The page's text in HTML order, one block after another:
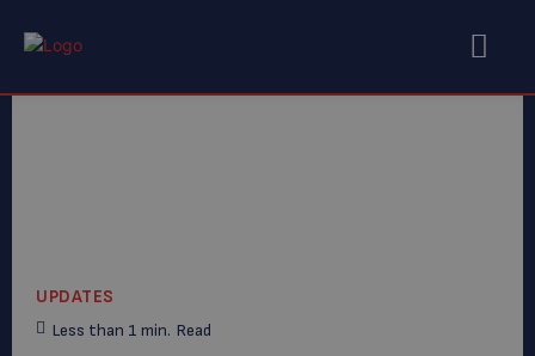
UPDATES
Less than 1 min. Read